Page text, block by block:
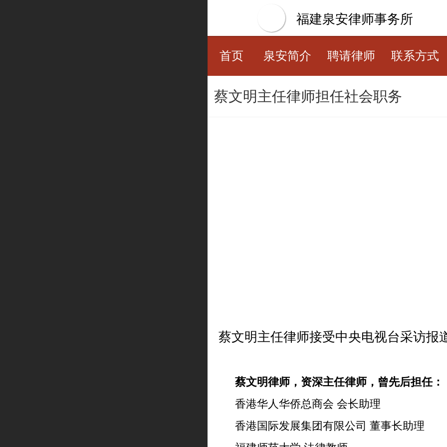
福建泉安律师事务所
首页 泉安简介 聘请律师 联系方式
蔡文明主任律师担任社会职务
蔡文明主任律师接受中央电视台采访报
蔡文明律师，资深主任律师，曾先后担任：
香港华人华侨总商会 会长助理
香港国际发展集团有限公司 董事长助理